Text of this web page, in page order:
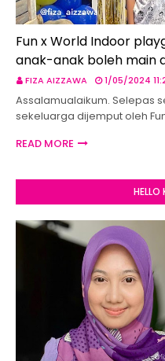
Fun x World Indoor
anak-anak boleh main
FIZA AIZZAWA 1/05/2024
Assalamualaikum. Selepas
sekeluarga dijemput oleh
READ MORE
HELLO